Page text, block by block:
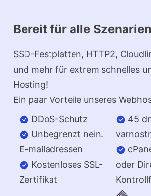
Bereit für alle Szenarien
SSD-Festplatten, HTTP2,
und mehr für extrem schnelles
Hosting!
Ein paar Vorteile unseres
DDoS-Schutz
Unbegrenzt nein.
E-mailadressen
Kostenloses SSL-
Zertifikat
45
oder